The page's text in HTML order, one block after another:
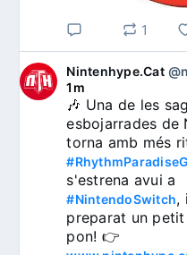
1
Nintenhype.Cat
1m
🎶 Una de les
esbojarrades de
#NintendoSwitch,
preparat un